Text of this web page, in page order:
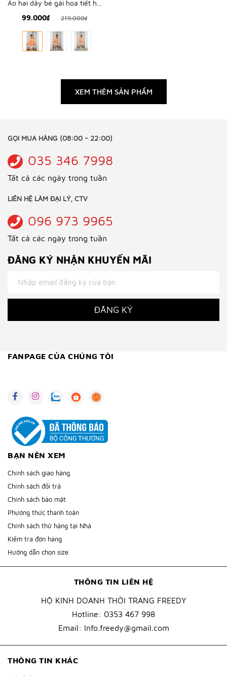
99.000₫
219.000₫
XEM THÊM SẢN PHẨM
GỌI MUA HÀNG (08:00 - 22:00)
035 346 7998
Tất cả các ngày trong tuần
LIÊN HỆ LÀM ĐẠI LÝ, CTV
096 973 9965
Tất cả các ngày trong tuần
ĐĂNG KÝ NHẬN KHUYẾN MÃI
ĐĂNG KÝ
THÔNG TIN LIÊN HỆ
HỘ KINH DOANH THỜI TRANG FREEDY
Hotline: 0353 467 998
Email: Info.freedy@gmail.com
BẠN NÊN XEM
Chính sách giao hàng
Chính sách đổi trả
Chính sách bảo mật
Phương thức thanh toán
Chính sách thử hàng tại Nhà
Kiểm tra đơn hàng
Hướng dẫn chọn size
THÔNG TIN KHÁC
FANPAGE CỦA CHÚNG TÔI